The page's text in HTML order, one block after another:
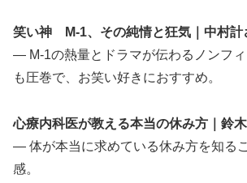
笑い神 M-1、その純情と狂気｜中村計
— M-1の熱量とドラマが伝わるノンフ
も圧巻で、お笑い好きにおすすめ。
心療内科医が教える本当の休み方｜鈴
— 体が本当に求めている休み方を知る
感。